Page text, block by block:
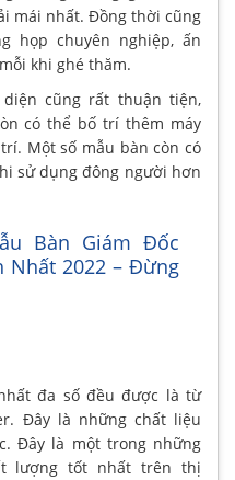
mái nhất. Đồng thời cũng
họp chuyên nghiệp, ấn
khi ghé thăm.
cũng rất thuận tiện,
có thể bố trí thêm máy
Một số mẫu bàn còn có
sử dụng đông người hơn
Bàn Giám Đốc
Nhất 2022 – Đừng
đa số đều được là từ
Đây là những chất liệu
Đây là một trong những
lượng tốt nhất trên thị